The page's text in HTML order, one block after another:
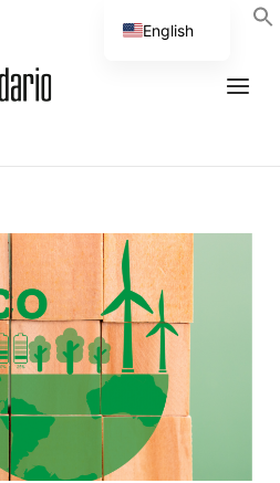
English